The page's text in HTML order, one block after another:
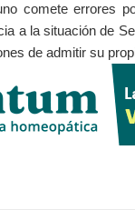
comete errores
a la situación de
de admitir su